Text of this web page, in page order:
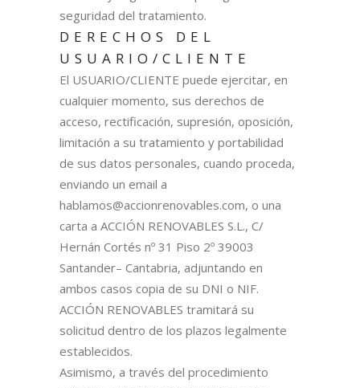
seguridad del tratamiento.
DERECHOS DEL
USUARIO/CLIENTE
El USUARIO/CLIENTE puede ejercitar, en
cualquier momento, sus derechos de
acceso, rectificación, supresión, oposición,
limitación a su tratamiento y portabilidad
de sus datos personales, cuando proceda,
enviando un email a
hablamos@accionrenovables.com, o una
carta a ACCIÓN RENOVABLES S.L., C/
Hernán Cortés nº 31 Piso 2º 39003
Santander– Cantabria, adjuntando en
ambos casos copia de su DNI o NIF.
ACCIÓN RENOVABLES tramitará su
solicitud dentro de los plazos legalmente
establecidos.
Asimismo, a través del procedimiento